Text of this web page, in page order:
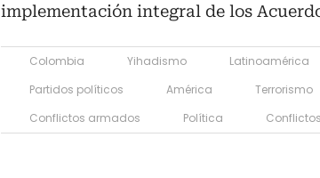
implementación integral de los
Colombia Yihadismo Latinoamérica
Partidos políticos
América Terrorismo
Conflictos armados
Política Conflictos